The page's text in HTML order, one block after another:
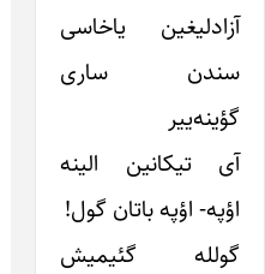
آزادلیغین یاخاسی
سندن ساری
گؤینه‌ییر
آی تیکانین الینه
اؤپه- اؤپه باتان گول!
گولله گئیمیش